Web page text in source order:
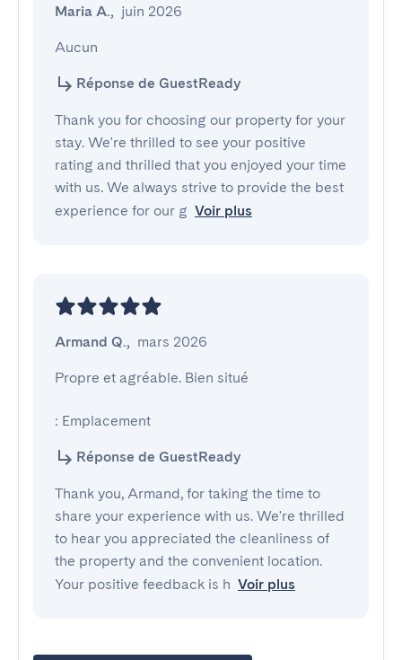
Maria A., juin 2026
Aucun
Réponse de GuestReady
Thank you for choosing our property for your
stay. We're thrilled to see your positive
rating and thrilled that you enjoyed your time
with us. We always strive to provide the best
experience for our g Voir plus
Armand Q., mars 2026
Propre et agréable. Bien situé
: Emplacement
Réponse de GuestReady
Thank you, Armand, for taking the time to
share your experience with us. We're thrilled
to hear you appreciated the cleanliness of
the property and the convenient location.
Your positive feedback is h Voir plus